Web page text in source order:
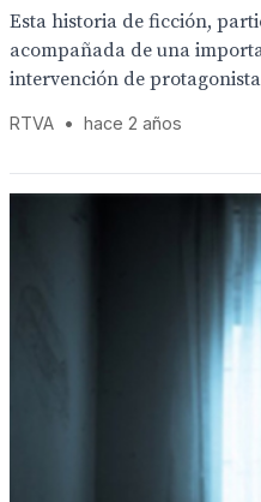
Esta historia de ficción,
acompañada de una
intervención de
RTVA • hace 2 años